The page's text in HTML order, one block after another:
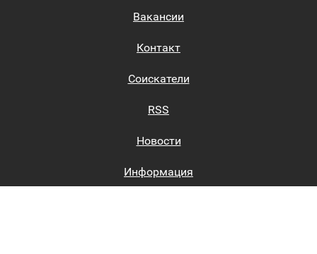
Вакансии
Контакт
Соискатели
RSS
Новости
Информация